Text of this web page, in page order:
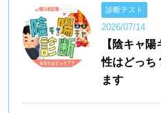
診断テスト
2026/07/14
【陰キャ
性はどっち
ます